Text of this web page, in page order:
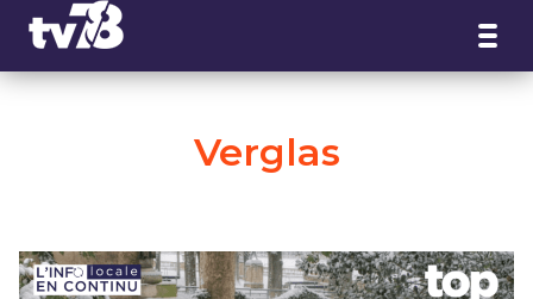
Verglas
Panneau de gestion des cookies